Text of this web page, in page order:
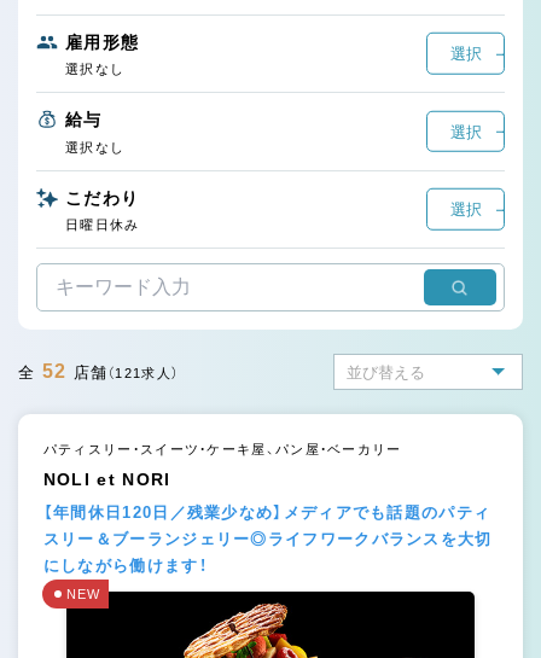
雇用形態
選択
選択なし
給与
選択
選択なし
こだわり
選択
日曜日休み
全 52 店舗 （121求人）
パティスリー・スイーツ・ケーキ屋、パン屋・ベーカリー
NOLI et NORI
【年間休日120日／残業少なめ】メディアでも話題のパティ
スリー＆ブーランジェリー◎ライフワークバランスを大切
にしながら働けます！
NEW